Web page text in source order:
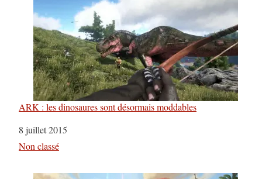
ARK : les dinosaures sont désormais moddables
Date
8 juillet 2015
Par rapport à
Non classé